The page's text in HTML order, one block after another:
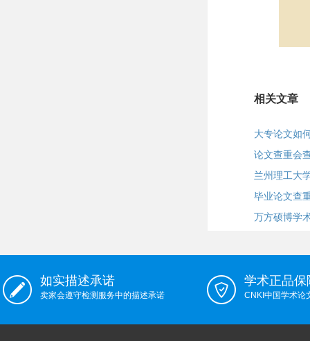
相关文章
大专论文如
论文查重会
兰州理工大
毕业论文查
万方硕博学
如实描述承诺
卖家会遵守检测服务中的描述承诺
学术正品保
CNKI中国学术论